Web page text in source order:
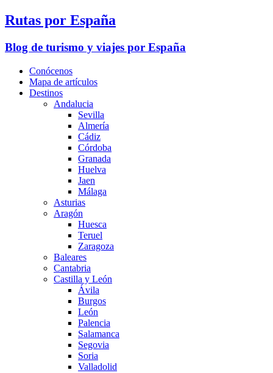
Rutas por España
Blog de turismo y viajes por España
Conócenos
Mapa de artículos
Destinos
Andalucia
Sevilla
Almería
Cádiz
Córdoba
Granada
Huelva
Jaen
Málaga
Asturias
Aragón
Huesca
Teruel
Zaragoza
Baleares
Cantabria
Castilla y León
Ávila
Burgos
León
Palencia
Salamanca
Segovia
Soria
Valladolid